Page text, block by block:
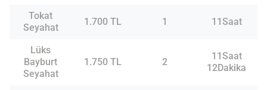
Tokat
Seyahat
1.700 TL 1 11Saat
Lüks
Bayburt
Seyahat
1.750 TL 2
11Saat
12Dakika